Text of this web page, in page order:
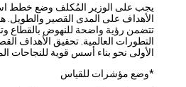
يجب على الوزير المُكلف وضع خطط
الأهداف على المدى القصير والطويل. هذه
تتضمن رؤية واضحة للنهوض بالقطاع
التطورات العالمية. تحقيق الأهداف القصيرة
الأولى نحو بناء أسس قوية للنجاحات
*وضع مؤشرات للقياس